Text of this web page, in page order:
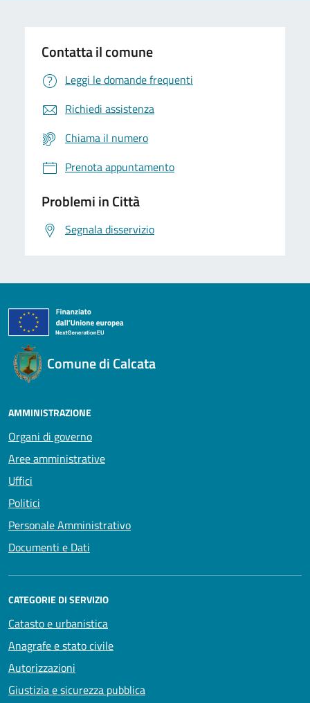
Contatta il comune
Leggi le domande frequenti
Richiedi assistenza
Chiama il numero
Prenota appuntamento
Problemi in Città
Segnala disservizio
Comune di Calcata
AMMINISTRAZIONE
Organi di governo
Aree amministrative
Uffici
Politici
Personale Amministrativo
Documenti e Dati
CATEGORIE DI SERVIZIO
Catasto e urbanistica
Anagrafe e stato civile
Autorizzazioni
Giustizia e sicurezza pubblica